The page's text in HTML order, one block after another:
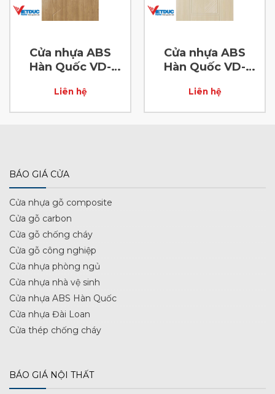
Cửa nhựa ABS
Hàn Quốc VD-
Liên hệ
Cửa nhựa ABS
Hàn Quốc VD-
Liên hệ
BÁO GIÁ CỬA
Cửa nhựa gỗ composite
Cửa gỗ carbon
Cửa gỗ chống cháy
Cửa gỗ công nghiệp
Cửa nhựa phòng ngủ
Cửa nhựa nhà vệ sinh
Cửa nhựa ABS Hàn Quốc
Cửa nhựa Đài Loan
Cửa thép chống cháy
BÁO GIÁ NỘI THẤT